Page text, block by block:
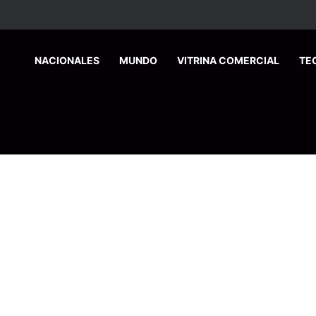
HOMENACIONALES MUNDO VITRINA COMERCIAL